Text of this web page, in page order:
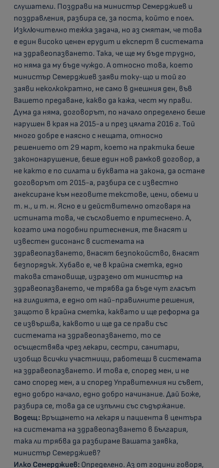
слушатели. Поздрави на министър Семерджиев и
поздравления, разбира се, за поста, който е поел.
Изключително тежка задача, но аз смятам, че това
е един високо ценен ерудит и експерт в системата
на здравеопазването. Така, че ще му бъде трудно,
но няма да му бъде чуждо. А относно това, което
министър Семерджиев заяви току-що и той го
заяви неколкократно, не само в днешния ден, във
Вашето предаване, какво да кажа, чест му прави.
Дума да няма, договорът, по начало определено беше
нарушен в края на 2015-а и през цялата 2016 г. Той
много добре е наясно с нещата, относно
решението от 29 март, което на практика беше
закононарушение, беше един нов рамков договор, а
не както е по силата и буквата на закона, да остане
договорът от 2015-а, разбира се с известно
анексиране към неговите текстове, цени, обеми и
т. н., и т. н. Ясно е и действително отговаря на
истината това, че съсловието е притеснено. А,
когато има подобни притеснения, те внасят и
известен дисонанс в системата на
здравеопазването, внасят безпокойство, внасят
безпорядък. Хубаво е, че в крайна сметка, едно
такова становище, изразено от министър на
здравеопазването, че трябва да бъде чут гласът
на гилдията, е едно от най-правилните решения,
защото в крайна сметка, каквато и ще реформа да
се извършва, каквото и ще да се прави със
системата на здравеопазването, то се
осъществява чрез лекари, сестри, санитари,
изобщо всички участници, работещи в системата
на здравеопазването. И това е, според мен, и не
само според мен, а и според Управителния ни съвет,
едно добро начало, едно добро начинание. Дай Боже,
разбира се, това да се изпълни със съдържание.
Водещ: Връщането на лекаря и пациента в центъра
на системата на здравеопазването в България,
така ли трябва да разбираме Вашата заявка,
министър Семерджиев?
Илко Семерджиев: Определено. Аз от години говоря,